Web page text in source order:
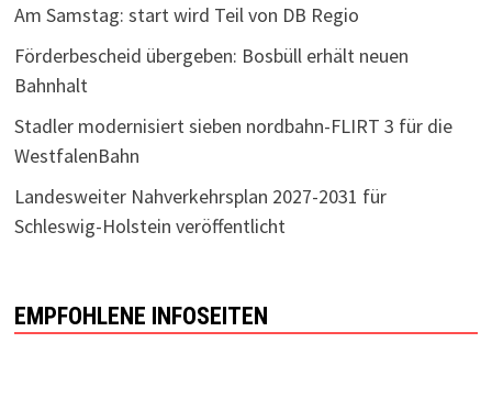
Am Samstag: start wird Teil von DB Regio
Förderbescheid übergeben: Bosbüll erhält neuen
Bahnhalt
Stadler modernisiert sieben nordbahn-FLIRT 3 für die
WestfalenBahn
Landesweiter Nahverkehrsplan 2027-2031 für
Schleswig-Holstein veröffentlicht
EMPFOHLENE INFOSEITEN